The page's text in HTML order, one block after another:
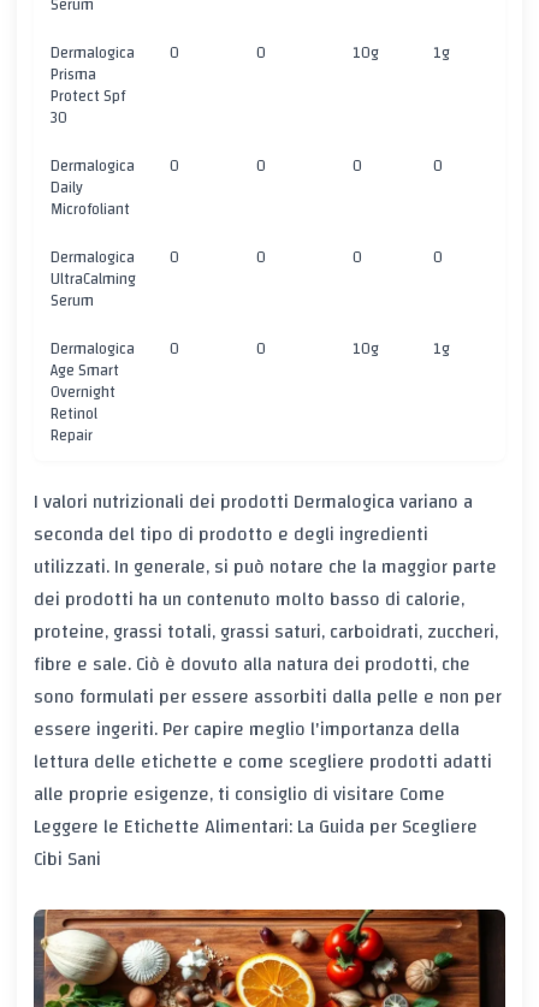
Dermalogica
Prisma
Protect Spf
30
0 0 10g 1g
Dermalogica
Daily
Microfoliant
0 0 0 0
Dermalogica
UltraCalming
Serum
0 0 0 0
Dermalogica
Age Smart
Overnight
Retinol
Repair
0 0 10g 1g
I valori nutrizionali dei prodotti Dermalogica variano a
seconda del tipo di prodotto e degli ingredienti
utilizzati. In generale, si può notare che la maggior parte
dei prodotti ha un contenuto molto basso di calorie,
proteine, grassi totali, grassi saturi, carboidrati, zuccheri,
fibre e sale. Ciò è dovuto alla natura dei prodotti, che
sono formulati per essere assorbiti dalla pelle e non per
essere ingeriti. Per capire meglio l'importanza della
lettura delle etichette e come scegliere prodotti adatti
alle proprie esigenze, ti consiglio di visitare Come
Leggere le Etichette Alimentari: La Guida per Scegliere
Cibi Sani